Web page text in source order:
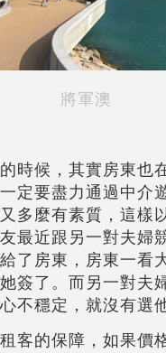
將軍澳
時候，其實房東也
定要盡力通過中介
多麼有素質，這樣
最近跟另一對夫婦
了房東，房東一看
簽了。而另一對夫
不穩定，就沒有選
客的保障，如果價